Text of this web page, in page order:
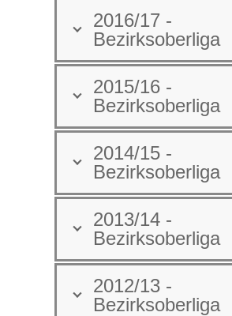
2016/17 -
Bezirksoberliga
2015/16 -
Bezirksoberliga
2014/15 -
Bezirksoberliga
2013/14 -
Bezirksoberliga
2012/13 -
Bezirksoberliga